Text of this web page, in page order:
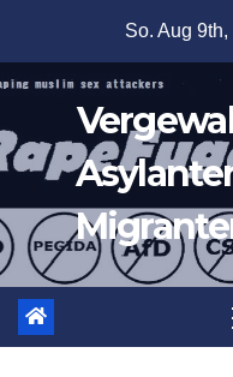
springen
So. Aug